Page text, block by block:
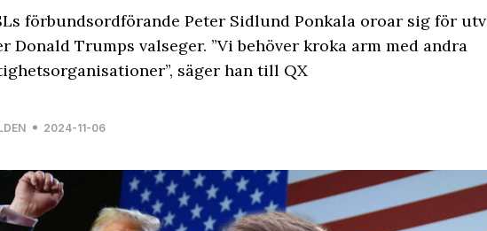
förbundsordförande Peter Sidlund Ponkala oroar sig för
Donald Trumps valseger. ”Vi behöver kroka arm med andra
säger han till QX
2024-11-06